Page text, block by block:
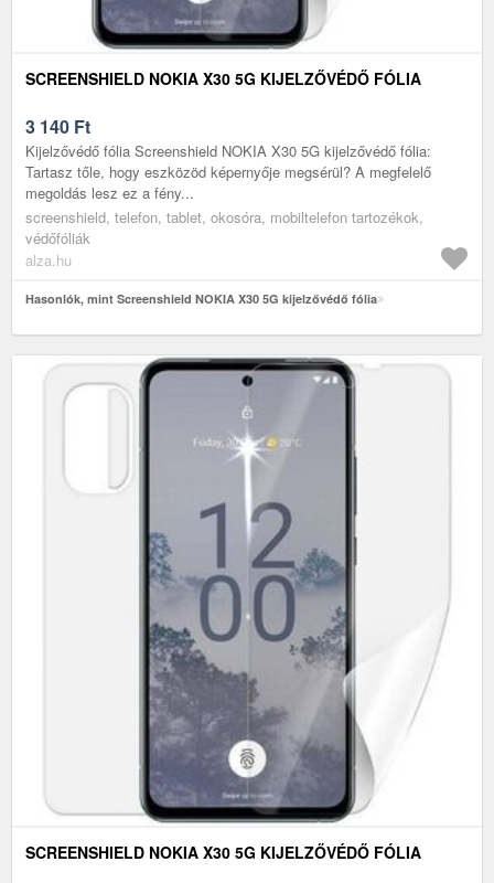
SCREENSHIELD NOKIA X30 5G KIJELZŐVÉDŐ FÓLIA
3 140 Ft
Kijelzővédő fólia Screenshield NOKIA X30 5G kijelzővédő fólia:
Tartasz tőle, hogy eszközöd képernyője megsérül? A megfelelő
megoldás lesz ez a fény...
screenshield, telefon, tablet, okosóra, mobiltelefon tartozékok,
védőfóliák
alza.hu
Hasonlók, mint Screenshield NOKIA X30 5G kijelzővédő fólia
SCREENSHIELD NOKIA X30 5G KIJELZŐVÉDŐ FÓLIA